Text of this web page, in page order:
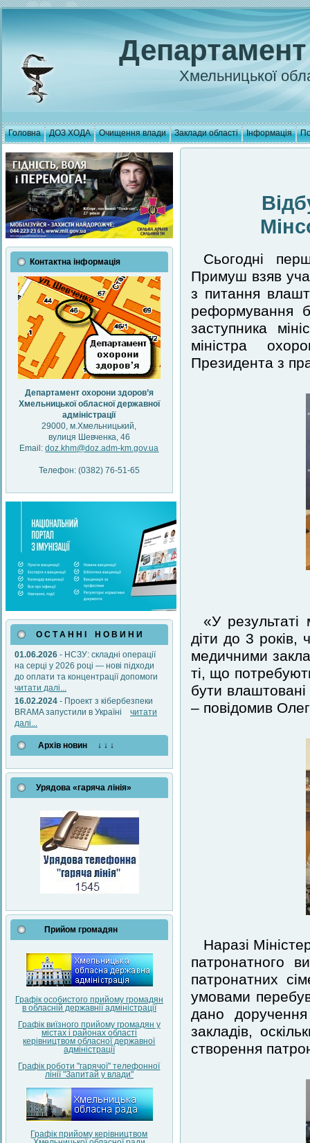
Хмельницької
Головна ДОЗ ХОДА Очищення влади Заклади області Інформація
Контактна інформація
Департамент охорони здоров’я
Хмельницької обласної державної
адміністрації
29000, м.Хмельницький,
вулиця Шевченка, 46
Email:doz.khm@doz.adm-km.gov.ua
Телефон: (0382) 76-51-65
О С Т А Н Н І Н О В И Н И
01.06.2026 - НСЗУ: складні операції
на серці у 2026 році — нові підходи
до оплати та концентрації допомоги
читати далі...
16.02.2024 - Проект з кібербезпеки
BRAMA запустили в Україні читати
далі...
Архів новин ↓ ↓ ↓
Урядова «гаряча лінія»
Прийом громадян
Графік особистого прийому громадян
в обласній державнії адміністрації
Графік виїзного прийому громадян у
містах і районах області
керівництвом обласної державної
адміністрації
Графік роботи "гарячої" телефонної
лінії "Запитай у влади"
Графік прийому керівництвом
Сьогодні
Примуш взяв
з питання
реформування
заступника
міністра
Президента з
«У
діти до 3 років,
медичними
ті, що
бути влаштовані
– повідомив
Наразі
патронатного
патронатних
умовами
дано
закладів,
створення